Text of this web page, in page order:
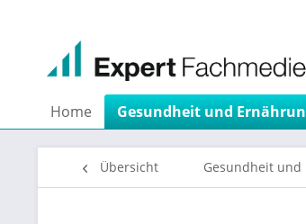
Home Gesundheit und
Übersicht Gesundheit und